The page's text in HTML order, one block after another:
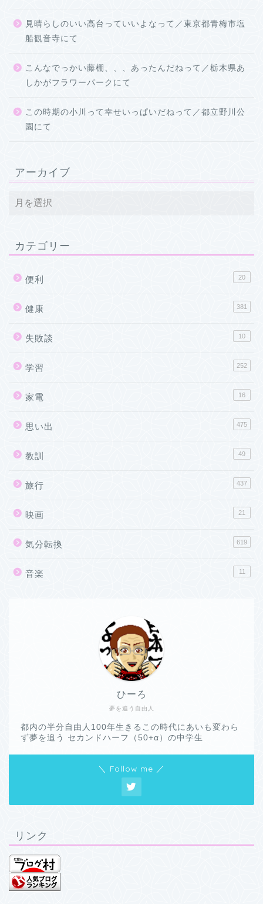
見晴らしのいい高台っていいよなって／東京都青梅市塩
船観音寺にて
こんなでっかい藤棚、、、あったんだねって／栃木県あ
しかがフラワーパークにて
この時期の小川って幸せいっぱいだねって／都立野川公
園にて
アーカイブ
カテゴリー
便利 20
健康 381
失敗談 10
学習 252
家電 16
思い出 475
教訓 49
旅行 437
映画 21
気分転換 619
音楽 11
夢を追う自由人
ひーろ
都内の半分自由人100年生きるこの時代にあいも変わら
ず夢を追う セカンドハーフ（50+α）の中学生
＼ Follow me ／
リンク